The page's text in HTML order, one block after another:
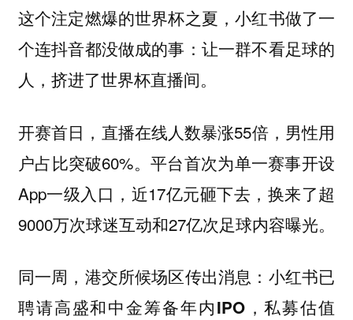
这个注定燃爆的世界杯之夏，小红书做了一
个连抖音都没做成的事：让一群不看足球的
人，挤进了世界杯直播间。
开赛首日，直播在线人数暴涨55倍，男性用
户占比突破60%。平台首次为单一赛事开设
App一级入口，近17亿元砸下去，换来了超
9000万次球迷互动和27亿次足球内容曝光。
同一周，港交所候场区传出消息： 小红书已
聘请高盛和中金筹备年内IPO，私募估值